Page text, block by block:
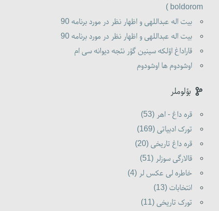
boldorom )
بیت اله عبداللهی و اظهار نظر در مورد برنامه 90
بیت اله عبداللهی و اظهار نظر در مورد برنامه 90
قاراداغ اؤلکه سینین گؤر نئجه دیوانه سی ام
اوشودوم ها اوشودوم
بؤلوملر
قره داغ - اهر (53)
تورک ادبیاتی (169)
قره داغ تاریخی (20)
قالارگی سوزلر (51)
خاطره لی عکس لر (4)
انتخابات (13)
تورک تاریخی (11)